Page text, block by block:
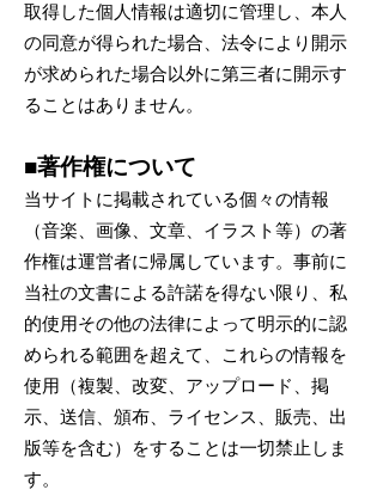
取得した個人情報は適切に管理し、本人
の同意が得られた場合、法令により開示
が求められた場合以外に第三者に開示す
ることはありません。
■著作権について
当サイトに掲載されている個々の情報
（音楽、画像、文章、イラスト等）の著
作権は運営者に帰属しています。事前に
当社の文書による許諾を得ない限り、私
的使用その他の法律によって明示的に認
められる範囲を超えて、これらの情報を
使用（複製、改変、アップロード、掲
示、送信、頒布、ライセンス、販売、出
版等を含む）をすることは一切禁止しま
す。